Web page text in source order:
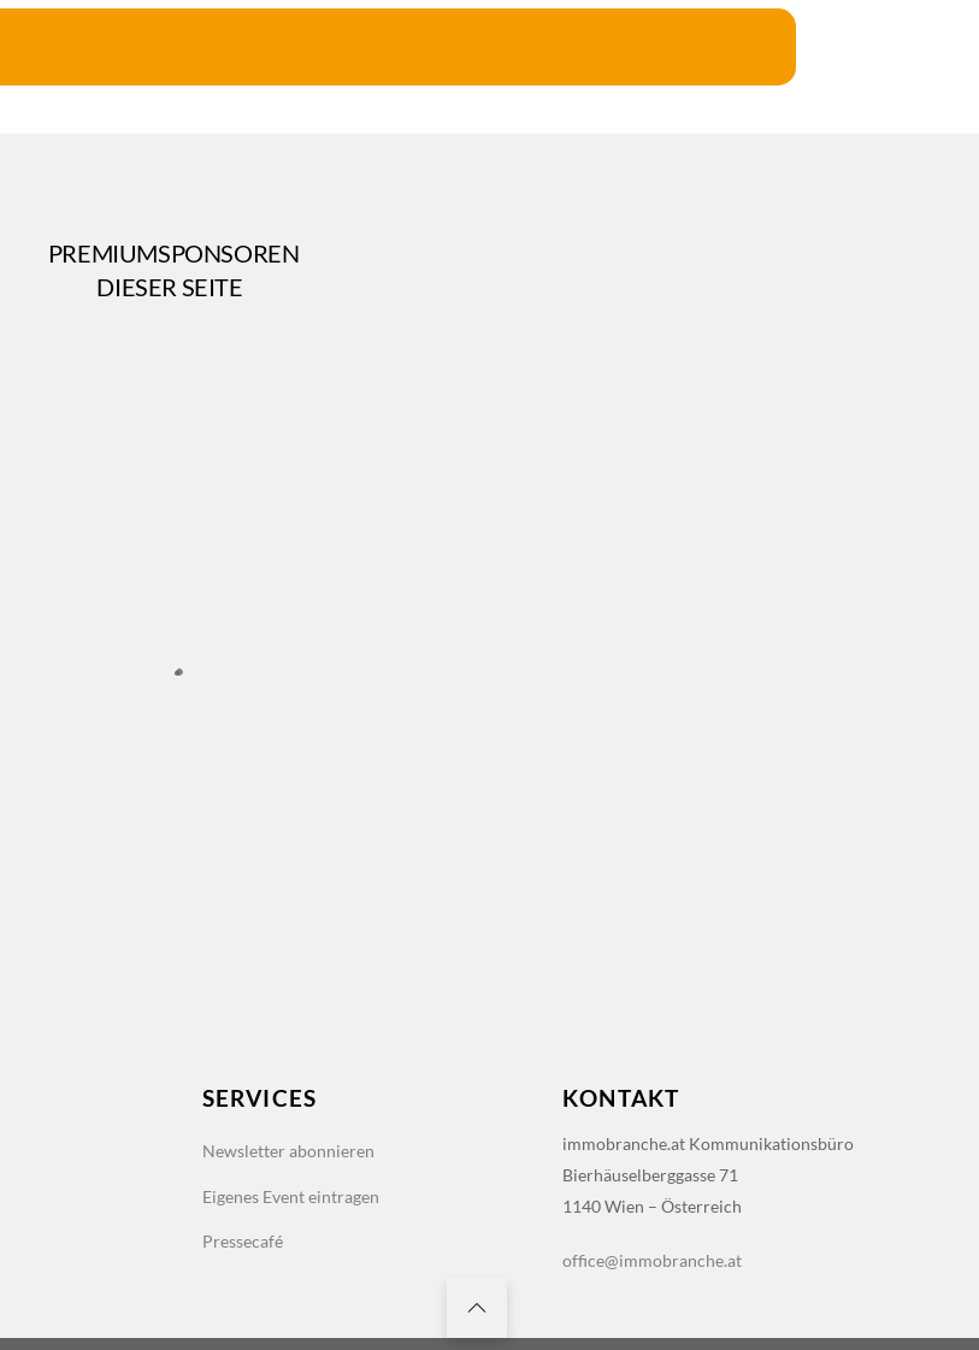
PREMIUMSPONSOREN
DIESER SEITE
SERVICES
Newsletter abonnieren
Eigenes Event eintragen
Pressecafé
KONTAKT
immobranche.at Kommunikationsbüro
Bierhäuselberggasse 71
1140 Wien – Österreich
office@immobranche.at